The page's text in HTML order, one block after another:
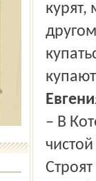
курят,
– В